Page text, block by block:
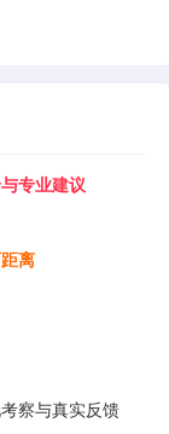
专业建议
离
察与真实反馈